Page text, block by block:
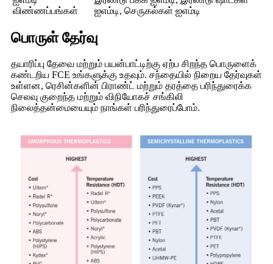
விண்ணப்பங்கள்
ஐஎம்டி, செருகல்கள் ஐஎம்டி
பொருள் தேர்வு
தயாரிப்பு தேவை மற்றும் பயன்பாட்டிற்கு ஏற்ப சிறந்த பொருளைக்
கண்டறிய FCE உங்களுக்கு உதவும். சந்தையில் நிறைய தேர்வுகள்
உள்ளன, ரெசின்களின் பிராண்ட் மற்றும் தரத்தை பரிந்துரைக்க
செலவு குறைந்த மற்றும் விநியோகச் சங்கிலி
நிலைத்தன்மையையும் நாங்கள் பரிந்துரைப்போம்.